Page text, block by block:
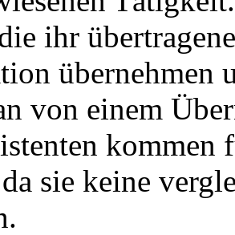
ihr
übernehmen
von einem
sie keine